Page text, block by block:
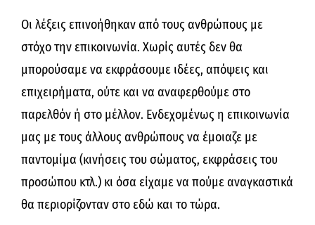
Οι λέξεις επινοήθηκαν από τους ανθρώπους με
στόχο την επικοινωνία. Χωρίς αυτές δεν θα
μπορούσαμε να εκφράσουμε ιδέες, απόψεις και
επιχειρήματα, ούτε και να αναφερθούμε στο
παρελθόν ή στο μέλλον. Ενδεχομένως η επικοινωνία
μας με τους άλλους ανθρώπους να έμοιαζε με
παντομίμα (κινήσεις του σώματος, εκφράσεις του
προσώπου κτλ.) κι όσα είχαμε να πούμε αναγκαστικά
θα περιορίζονταν στο εδώ και το τώρα.